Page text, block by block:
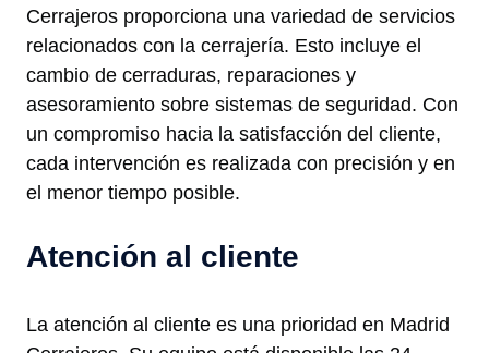
Cerrajeros proporciona una variedad de servicios
relacionados con la cerrajería. Esto incluye el
cambio de cerraduras, reparaciones y
asesoramiento sobre sistemas de seguridad. Con
un compromiso hacia la satisfacción del cliente,
cada intervención es realizada con precisión y en
el menor tiempo posible.
Atención al cliente
La atención al cliente es una prioridad en Madrid